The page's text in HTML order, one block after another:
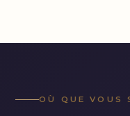
OÙ QUE VOUS